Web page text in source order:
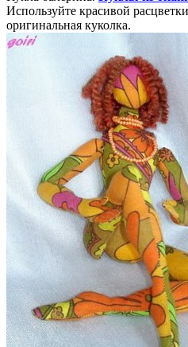
Используйте красивой
оригинальная куколка.